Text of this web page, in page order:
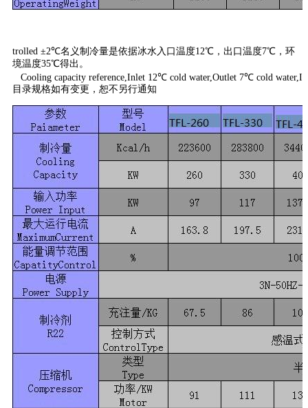
trolled ±2℃名义制冷量是依据冰水入口温度12℃，出口温度7℃，环
境温度35℃得出。
Cooling capacity reference,Inlet 12℃ cold water,Outlet 7℃ cold
目录规格如有变更，恕不另行通知